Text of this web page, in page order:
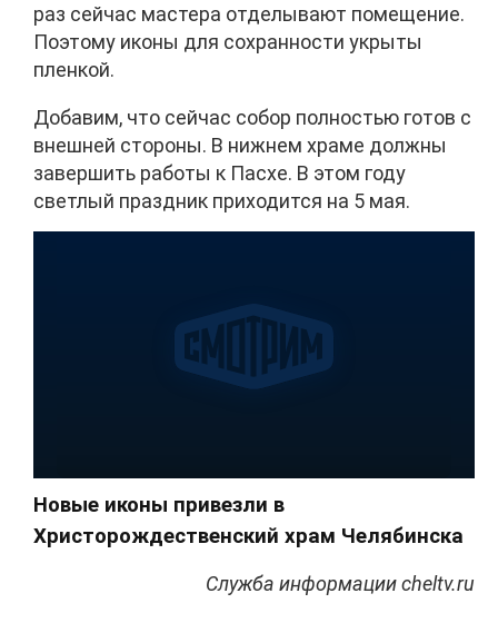
раз сейчас мастера отделывают помещение.
Поэтому иконы для сохранности укрыты
пленкой.
Добавим, что сейчас собор полностью готов с
внешней стороны. В нижнем храме должны
завершить работы к Пасхе. В этом году
светлый праздник приходится на 5 мая.
Новые иконы привезли в
Христорождественский храм Челябинска
Служба информации cheltv.ru